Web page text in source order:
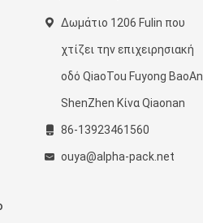
Δωμάτιο 1206 Fulin που
χτίζει την επιχειρησιακή
οδό QiaoTou Fuyong BaoAn
ShenZhen Κίνα Qiaonan
86-13923461560
ouya@alpha-pack.net